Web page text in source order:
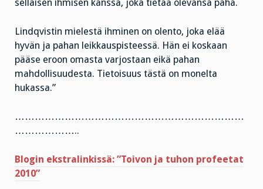
sellaisen ihmisen kanssa, joka tietää olevansa paha.
Lindqvistin mielestä ihminen on olento, joka elää
hyvän ja pahan leikkauspisteessä. Hän ei koskaan
pääse eroon omasta varjostaan eikä pahan
mahdollisuudesta. Tietoisuus tästä on monelta
hukassa.”
……………………………………………………………
………………..
Blogin ekstralinkissä: ”Toivon ja tuhon profeetat
2010”